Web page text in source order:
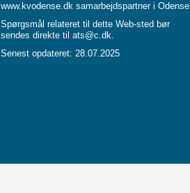
www.kvodense.dksamarbejdspartner i Odense
Spørgsmål relateret til dette Web-sted bør
sendes direkte til ats@c.dk.
Senest opdateret: 28.07.2025